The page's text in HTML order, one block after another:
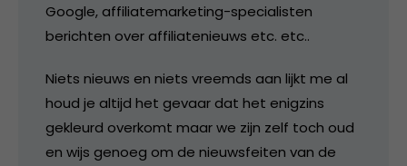
Google, affiliatemarketing-specialisten
berichten over affiliatenieuws etc. etc..
Niets nieuws en niets vreemds aan lijkt me al
houd je altijd het gevaar dat het enigzins
gekleurd overkomt maar we zijn zelf toch oud
en wijs genoeg om de nieuwsfeiten van de